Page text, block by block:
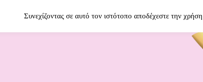
Συνεχίζοντας σε αυτό τον ιστότοπο αποδέχεστε την